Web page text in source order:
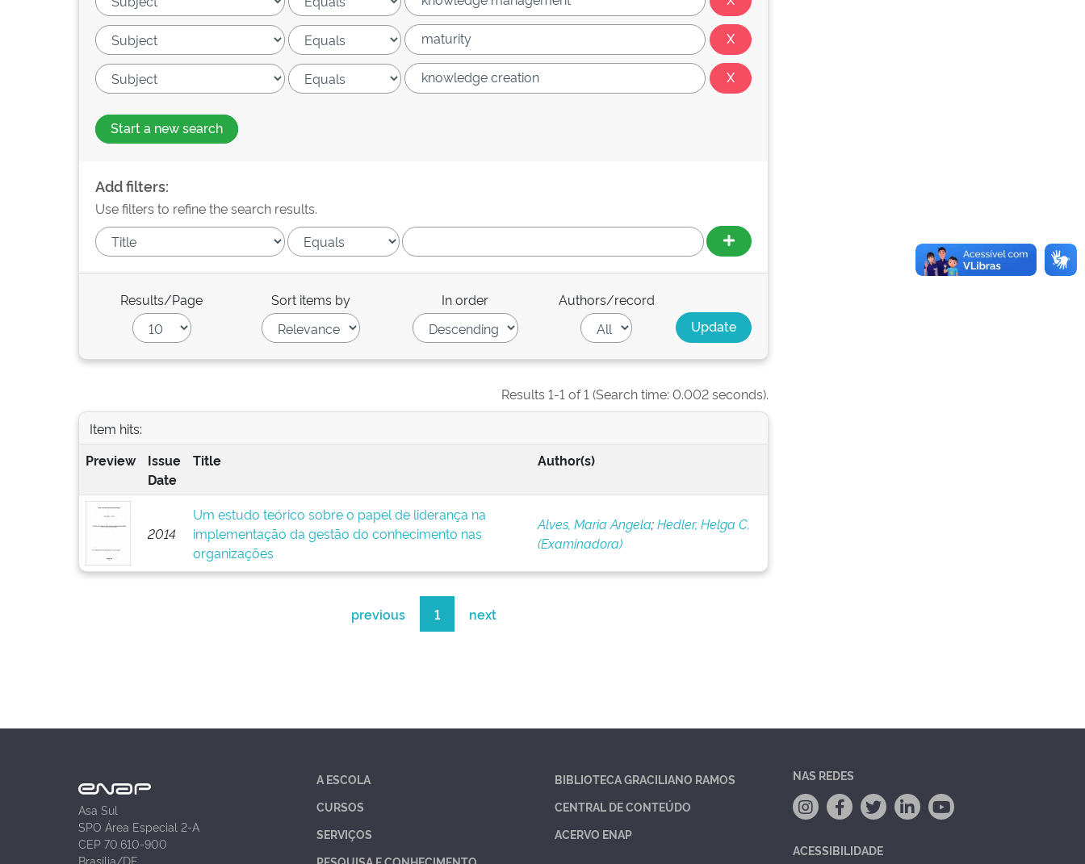
Start a new search
Add filters:
Use filters to refine the search results.
Results/Page Sort items by In order Authors/record
Results 1-1 of 1 (Search time: 0.002 seconds).
Item hits:
Preview
Issue
Date
Title Author(s)
2014
Um estudo teórico sobre o papel de liderança na
implementação da gestão do conhecimento nas
organizações
Alves, Maria Angela;Hedler, Helga C.
(Examinadora)
previous 1 next
Asa Sul
SPO Área Especial 2-A
CEP 70.610-900
Brasília/DF
A ESCOLA
CURSOS
SERVIÇOS
BIBLIOTECA GRACILIANO RAMOS
CENTRAL DE CONTEÚDO
ACERVO ENAP
NAS REDES
ACESSIBILIDADE